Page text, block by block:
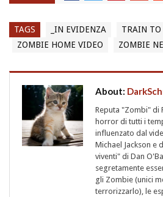
TAGS _IN EVIDENZA
TRAIN TO
ZOMBIE HOME VIDEO
ZOMBIE
About:
Reputa "Zombi" di
horror di tutti i
influenzato dal
Michael Jackson e
viventi" di Dan
segretamente
gli Zombie (unici
terrorizzarlo), le